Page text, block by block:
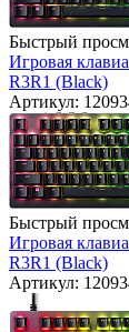
Быстрый
Игровая
R3R1 (Black)
Артикул:
Быстрый
Игровая
R3R1 (Black)
Артикул: